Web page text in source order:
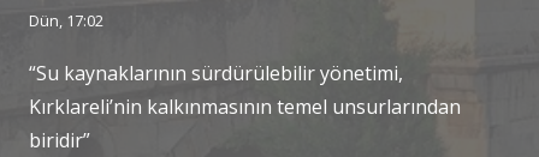
Dün, 17:02
“Su kaynaklarının sürdürülebilir yönetimi,
Kırklareli’nin kalkınmasının temel unsurlarından
biridir”